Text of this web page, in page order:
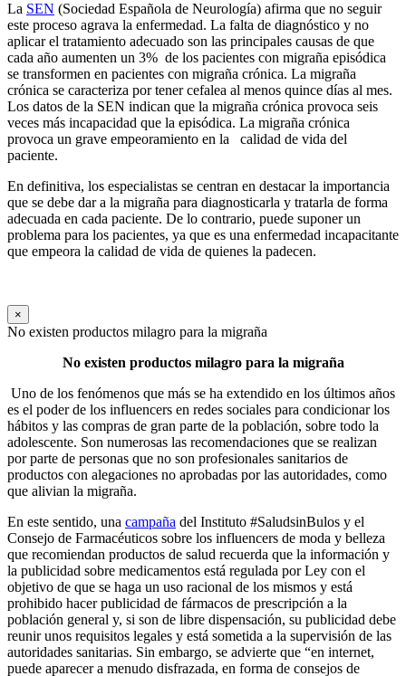
La SEN (Sociedad Española de Neurología) afirma que no seguir
este proceso agrava la enfermedad. La falta de diagnóstico y no
aplicar el tratamiento adecuado son las principales causas de que
cada año aumenten un 3% de los pacientes con migraña episódica
se transformen en pacientes con migraña crónica. La migraña
crónica se caracteriza por tener cefalea al menos quince días al mes.
Los datos de la SEN indican que la migraña crónica provoca seis
veces más incapacidad que la episódica. La migraña crónica
provoca un grave empeoramiento en la calidad de vida del
paciente.
En definitiva, los especialistas se centran en destacar la importancia
que se debe dar a la migraña para diagnosticarla y tratarla de forma
adecuada en cada paciente. De lo contrario, puede suponer un
problema para los pacientes, ya que es una enfermedad incapacitante
que empeora la calidad de vida de quienes la padecen.
×
No existen productos milagro para la migraña
No existen productos milagro para la migraña
Uno de los fenómenos que más se ha extendido en los últimos años
es el poder de los influencers en redes sociales para condicionar los
hábitos y las compras de gran parte de la población, sobre todo la
adolescente. Son numerosas las recomendaciones que se realizan
por parte de personas que no son profesionales sanitarios de
productos con alegaciones no aprobadas por las autoridades, como
que alivian la migraña.
En este sentido, una campaña del Instituto #SaludsinBulos y el
Consejo de Farmacéuticos sobre los influencers de moda y belleza
que recomiendan productos de salud recuerda que la información y
la publicidad sobre medicamentos está regulada por Ley con el
objetivo de que se haga un uso racional de los mismos y está
prohibido hacer publicidad de fármacos de prescripción a la
población general y, si son de libre dispensación, su publicidad debe
reunir unos requisitos legales y está sometida a la supervisión de las
autoridades sanitarias. Sin embargo, se advierte que “en internet,
puede aparecer a menudo disfrazada, en forma de consejos de